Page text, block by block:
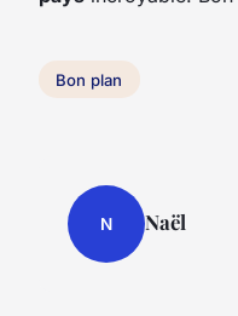
Bon plan
N Naël